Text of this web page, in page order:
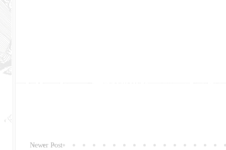
Newer Post